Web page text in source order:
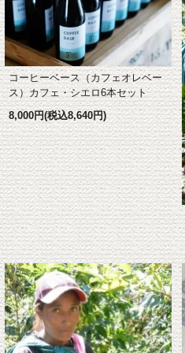
コーヒーベース（カフェオレベー
ス）カフェ・シエロ6本セット
8,000円(税込8,640円)